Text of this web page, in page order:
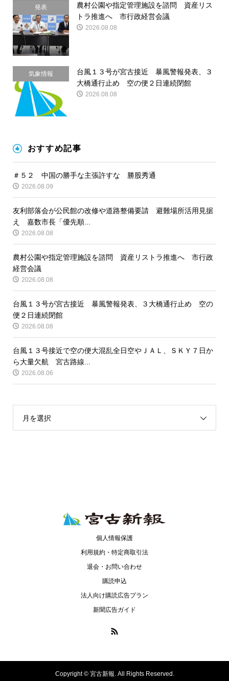
発表
農村公園や指定管理施設を諮問 資産リス
トラ推進へ 市行政経営会議
2026.08.08
気象情報
台風１３号が宮古接近 暴風警報発表、３
大橋通行止め 空の便２日連続閉館
2026.08.08
おすすめ記事
＃５２ 中国の勝手な主張許すな 勝股秀通
2026.08.09
友利部落会が公民館の改修や道路整備要請 避難場所活用見据
え 嘉数市長「優先順...
2026.08.08
農村公園や指定管理施設を諮問 資産リストラ推進へ 市行政
経営会議
2026.08.08
台風１３号が宮古接近 暴風警報発表、３大橋通行止め 空の
便２日連続閉館
2026.08.08
台風１３号接近で空の便大混乱全日空やＪＡＬ、ＳＫＹ７日か
ら大量欠航 宮古路線...
2026.08.06
月を選択
個人情報保護
利用規約・特定商取引法
退会・お問い合わせ
購読申込
法人向け購読広告プラン
新聞広告ガイド
Copyright ©宮古新報. All Rights Reserved.